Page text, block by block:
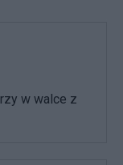
w walce z